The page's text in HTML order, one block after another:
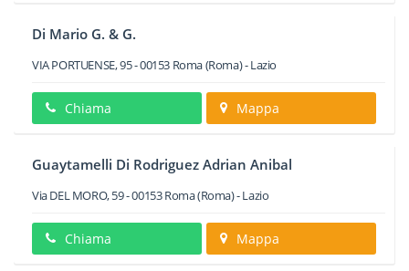
Di Mario G. & G.
VIA PORTUENSE, 95-00153 Roma(Roma) -Lazio
Chiama Mappa
Guaytamelli Di Rodriguez Adrian Anibal
Via DEL MORO, 59-00153Roma(Roma) -Lazio
Chiama Mappa